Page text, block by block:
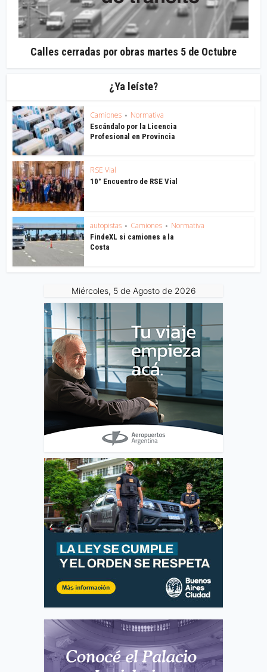
Calles cerradas por obras martes 5 de Octubre
¿Ya leíste?
Camiones • Normativa
Escándalo por la Licencia
Profesional en Provincia
RSE Vial
10° Encuentro de RSE Vial
autopistas • Camiones • Normativa
FindeXL si camiones a la
Costa
Miércoles, 5 de Agosto de 2026